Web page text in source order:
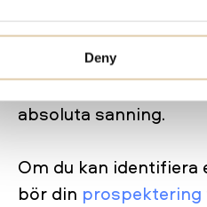
Deny
strax innan de blev
dina kunder väl
verifiera din
absoluta sanning.
Om du kan
bör din prospektering